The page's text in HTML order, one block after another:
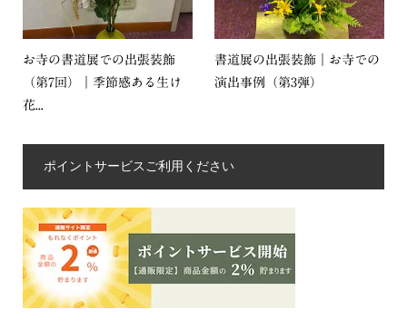
お寺の書道展での出張装飾
（第7回）｜季節感ある生け
花...
書道展の出張装飾｜お寺での
演出事例（第3弾）
ポイントサービスご利用ください